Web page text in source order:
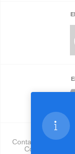
Contacto
Colegios